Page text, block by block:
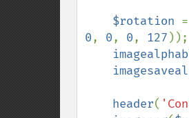
$rotation =
0, 0, 0, 127 ));
header(